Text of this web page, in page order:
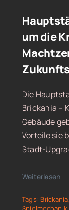
um die
Die
Brickania –
Gebäude
Vorteile sie
Stadt-
Weiterlesen
Tags: Brickania,
Spielmechanik,